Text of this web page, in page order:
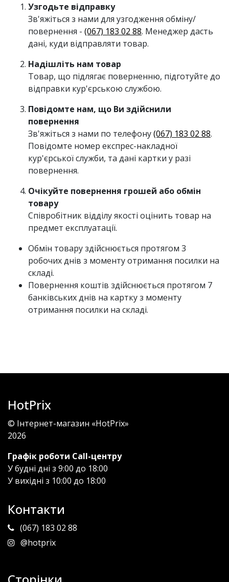
Узгодьте відправку
Зв'яжіться з нами для узгодження обміну/
повернення - (067) 183 02 88. Менеджер дасть
дані, куди відправляти товар.
Надішліть нам товар
Товар, що підлягає поверненню, підготуйте до
відправки кур'єрською службою.
Повідомте нам, що Ви здійснили
повернення
Зв'яжіться з нами по телефону(067) 183 02 88.
Повідомте номер експрес-накладної
кур'єрської служби, та дані картки у разі
повернення.
Очікуйте повернення грошей або обмін
товару
Співробітник відділу якості оцінить товар на
предмет експлуатації.
Обмін товару здійснюється протягом 3
робочих днів з моменту отримання посилки на
складі.
Повернення коштів здійснюється протягом 7
банківських днів на картку з моменту
отримання посилки на складі.
HotPrix
© Інтернет-магазин «HotPrix»
2026
Графік роботи Call-центру
У будні дні з 9:00 до 18:00
У вихідні з 10:00 до 18:00
Контакти
(067) 183 02 88
@hotprix